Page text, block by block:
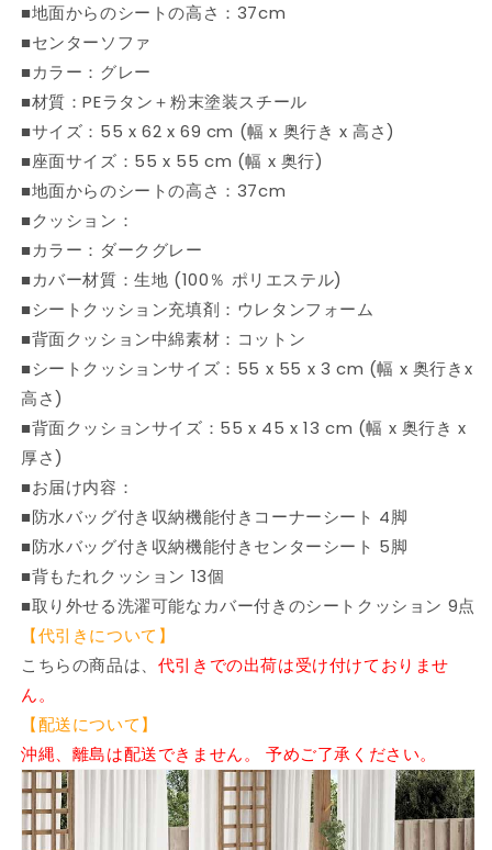
不
可)
の
数
量
を
減
不
数
量
を
増
■地面からのシートの高さ：37cm
■センターソファ
■カラー：グレー
■材質：PEラタン＋粉末塗装スチール
■サイズ：55 x 62 x 69 cm (幅 x 奥行き x 高さ)
■座面サイズ：55 x 55 cm (幅 x 奥行)
■地面からのシートの高さ：37cm
■クッション：
■カラー：ダークグレー
■カバー材質：生地 (100％ ポリエステル)
■シートクッション充填剤：ウレタンフォーム
■背面クッション中綿素材：コットン
■シートクッションサイズ：55 x 55 x 3 cm (幅 x 奥行きx
高さ)
■背面クッションサイズ：55 x 45 x 13 cm (幅 x 奥行き x
厚さ)
■お届け内容：
■防水バッグ付き収納機能付きコーナーシート 4脚
■防水バッグ付き収納機能付きセンターシート 5脚
■背もたれクッション 13個
■取り外せる洗濯可能なカバー付きのシートクッション 9点
【代引きについて】
こちらの商品は、 代引きでの出荷は受け付けておりませ
ん。
【配送について】
沖縄、離島は配送できません。 予めご了承ください。